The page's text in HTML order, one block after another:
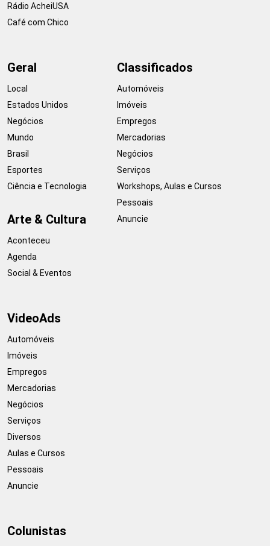
Rádio AcheiUSA
Café com Chico
Geral
Local
Estados Unidos
Negócios
Mundo
Brasil
Esportes
Ciência e Tecnologia
Arte & Cultura
Aconteceu
Agenda
Social & Eventos
Classificados
Automóveis
Imóveis
Empregos
Mercadorias
Negócios
Serviços
Workshops, Aulas e Cursos
Pessoais
Anuncie
VideoAds
Automóveis
Imóveis
Empregos
Mercadorias
Negócios
Serviços
Diversos
Aulas e Cursos
Pessoais
Anuncie
Colunistas